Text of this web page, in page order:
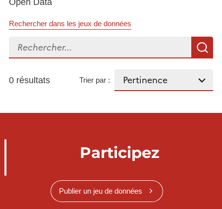
Open Data
Rechercher dans les jeux de données
Rechercher...
0 résultats Trier par :
Participez
Publier un jeu de données